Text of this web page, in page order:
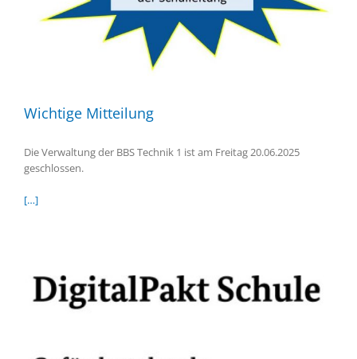
Wichtige Mitteilung
Die Verwaltung der BBS Technik 1 ist am Freitag 20.06.2025
geschlossen.
[…]